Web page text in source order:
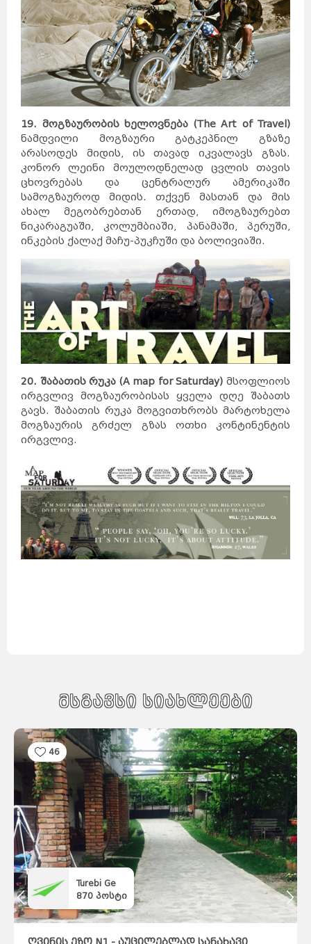
19. მოგზაურობის ხელოვნება (The Art of Travel)
ნამდვილი მოგზაური გატკეპნილ გზაზე
არასოდეს მიდის, ის თავად იკვალავს გზას.
კონორ ლეინი მოულოდნელად ცვლის თავის
ცხოვრებას და ცენტრალურ ამერიკაში
სამოგზაუროდ მიდის. თქვენ მასთან და მის
ახალ მეგობრებთან ერთად, იმოგზაურებთ
ნიკარაგუაში, კოლუმბიაში, პანამაში, პერუში,
ინკების ქალაქ მაჩუ-პუკჩუში და ბოლივიაში.
20. შაბათის რუკა (A map for Saturday) მსოფლიოს
ირგვლივ მოგზაურობისას ყველა დღე შაბათს
გავს. შაბათის რუკა მოგვითხრობს მარტოხელა
მოგზაურის გრძელ გზას ოთხი კონტინენტის
ირგვლივ.
მსგავსი სიახლეები
46
Turebi Ge
870 პოსტი